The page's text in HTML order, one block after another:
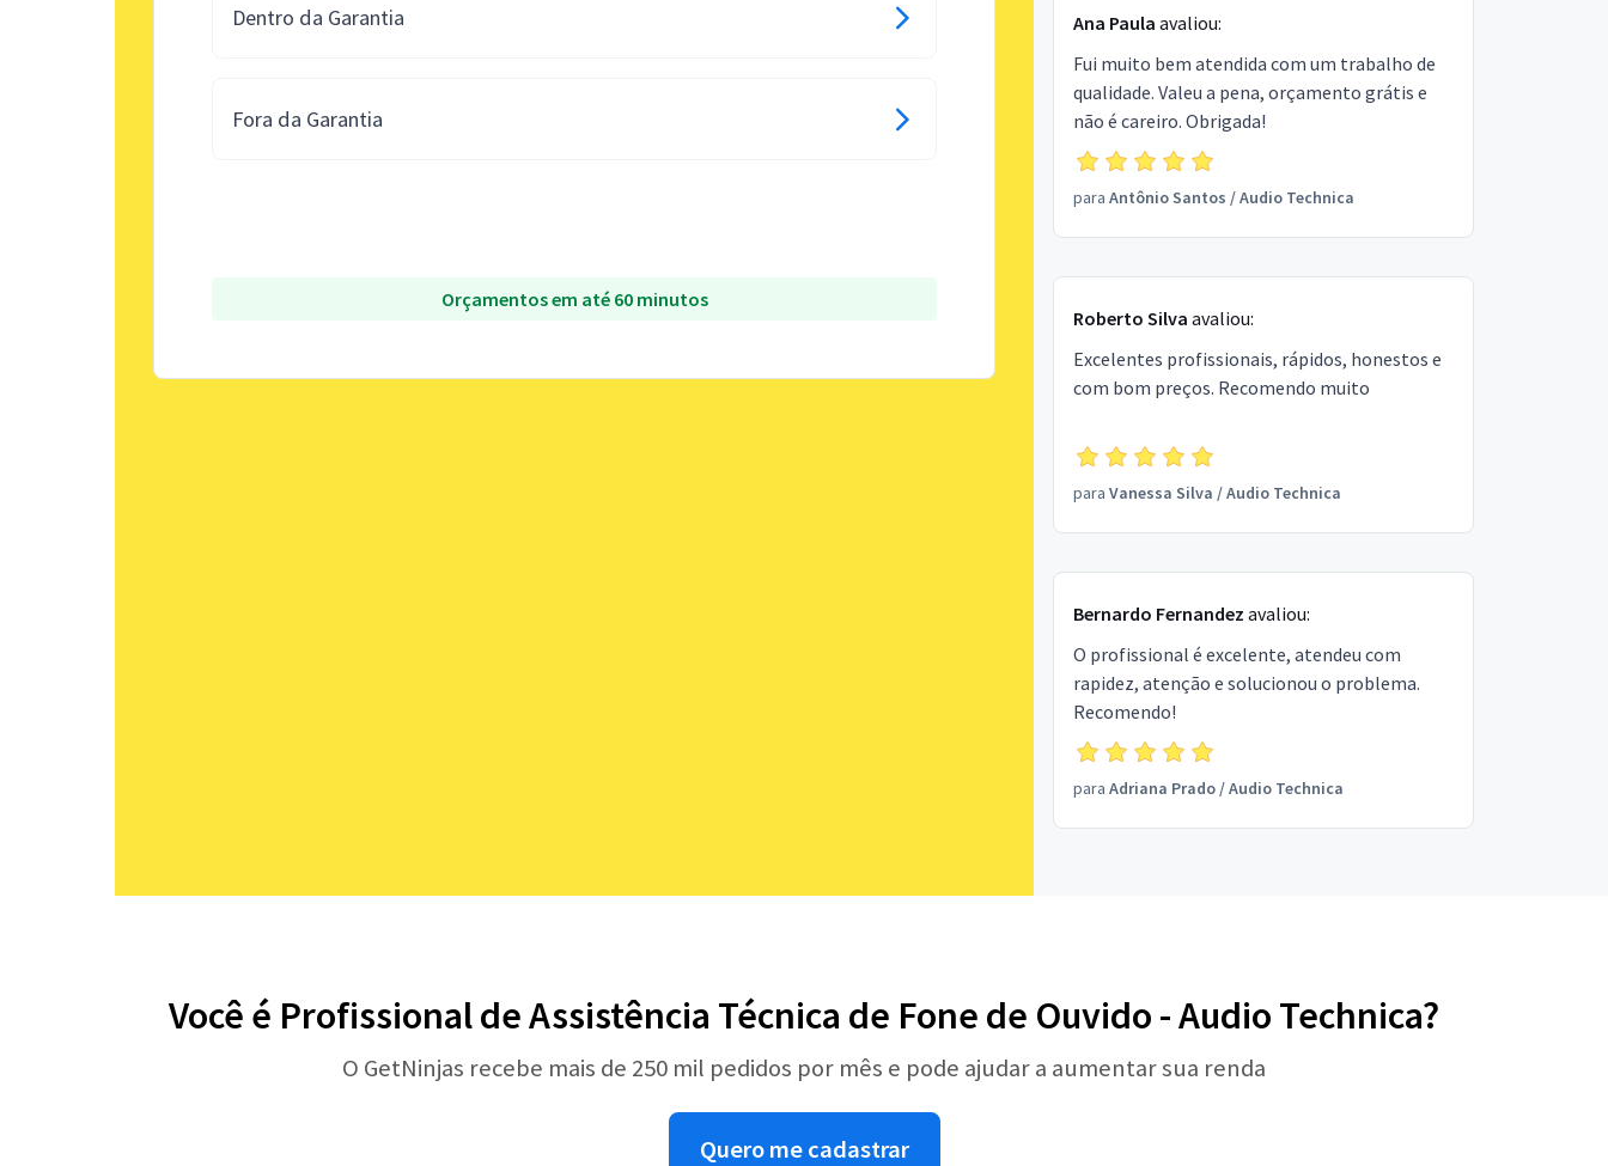
Dentro da Garantia
Fora da Garantia
Orçamentos em até 60 minutos
Ana Paula avaliou:
Fui muito bem atendida com um trabalho de
qualidade. Valeu a pena, orçamento grátis e
não é careiro. Obrigada!
para Antônio Santos /Audio Technica
Roberto Silva avaliou:
Excelentes profissionais, rápidos, honestos e
com bom preços. Recomendo muito
para Vanessa Silva /Audio Technica
Bernardo Fernandez avaliou:
O profissional é excelente, atendeu com
rapidez, atenção e solucionou o problema.
Recomendo!
para Adriana Prado/Audio Technica
Você é Profissional de Assistência Técnica de Fone de Ouvido - Audio Technica?
O GetNinjas recebe mais de 250 mil pedidos por mês e pode ajudar a aumentar sua renda
Quero me cadastrar